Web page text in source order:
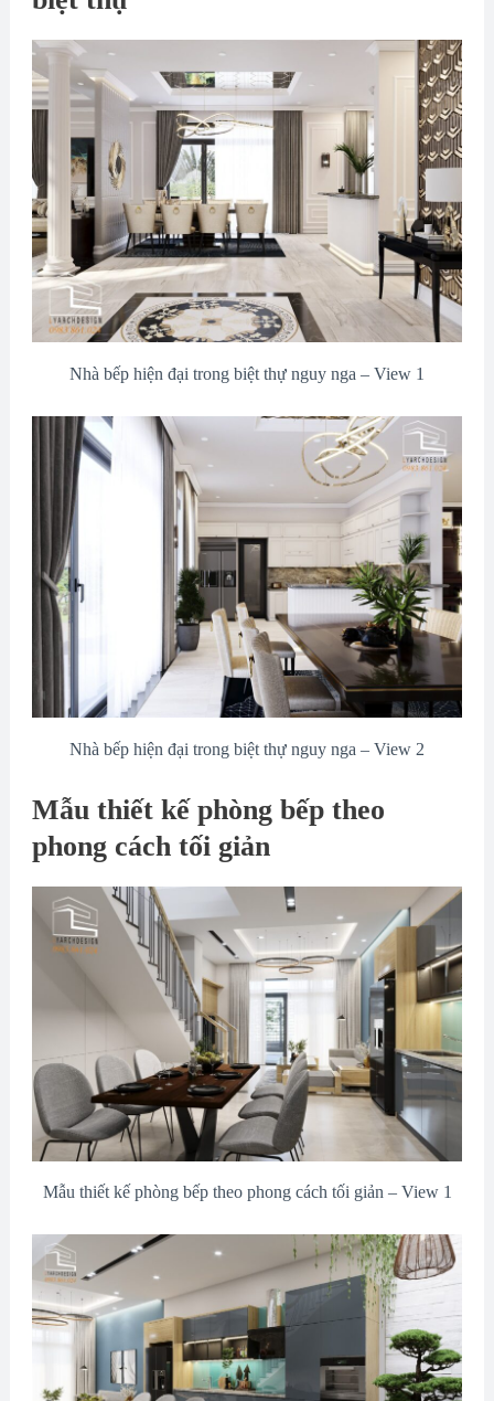
Nhà bếp hiện đại trong biệt thự nguy nga – View 1
Nhà bếp hiện đại trong biệt thự nguy nga – View 2
Mẫu thiết kế phòng bếp theo
phong cách tối giản
Mẫu thiết kế phòng bếp theo phong cách tối giản – View 1